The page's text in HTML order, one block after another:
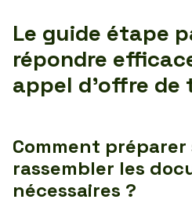
Le guide étape
répondre
appel d’offre
Comment préparer
rassembler les
nécessaires ?